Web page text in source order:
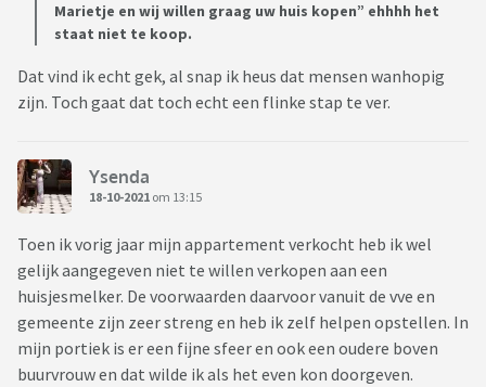
Marietje en wij willen graag uw huis kopen” ehhhh het
staat niet te koop.
Dat vind ik echt gek, al snap ik heus dat mensen wanhopig
zijn. Toch gaat dat toch echt een flinke stap te ver.
Ysenda
18-10-2021 om 13:15
Toen ik vorig jaar mijn appartement verkocht heb ik wel
gelijk aangegeven niet te willen verkopen aan een
huisjesmelker. De voorwaarden daarvoor vanuit de vve en
gemeente zijn zeer streng en heb ik zelf helpen opstellen. In
mijn portiek is er een fijne sfeer en ook een oudere boven
buurvrouw en dat wilde ik als het even kon doorgeven.